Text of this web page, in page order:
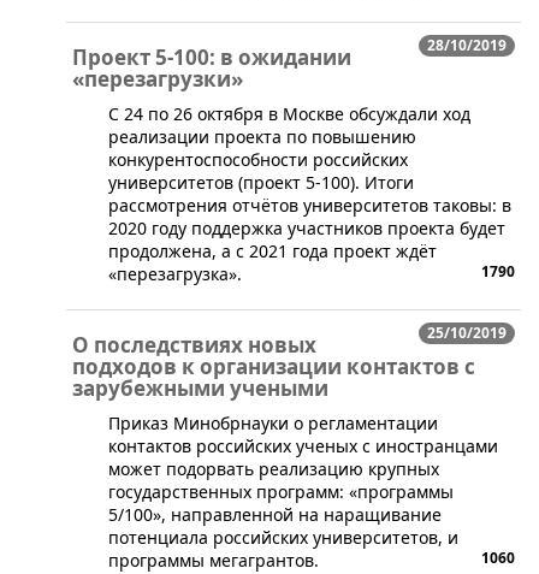
28/10/2019
Проект 5-100: в ожидании
«перезагрузки»
​С 24 по 26 октября в Москве обсуждали ход
реализации проекта по повышению
конкурентоспособности российских
университетов (проект 5-100). Итоги
рассмотрения отчётов университетов таковы: в
2020 году поддержка участников проекта будет
продолжена, а с 2021 года проект ждёт
«перезагрузка».
1790
25/10/2019
О последствиях новых
подходов к организации контактов с
зарубежными учеными
​Приказ Минобрнауки о регламентации
контактов российских ученых с иностранцами
может подорвать реализацию крупных
государственных программ: «программы
5/100», направленной на наращивание
потенциала российских университетов, и
программы мегагрантов.
1060